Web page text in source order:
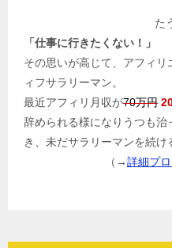
た
「仕事に行きたくない！」
その思いが高じて、アフィ
ィフサラリーマン。
最近アフィリ月収が70万円
辞められる様になりうつも
き、未だサラリーマンを続
（→詳細プ